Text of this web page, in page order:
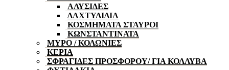
ΑΛΥΣΙΔΕΣ
ΔΑΧΤΥΛΙΔΙΑ
ΚΟΣΜΗΜΑΤΑ ΣΤΑΥΡΟΙ
ΚΩΝΣΤΑΝΤΙΝΑΤΑ
ΜΥΡΟ / ΚΟΛΩΝΙΕΣ
ΚΕΡΙΑ
ΣΦΡΑΓΙΔΕΣ ΠΡΟΣΦΟΡΟΥ/ ΓΙΑ ΚΟΛΛΥΒΑ